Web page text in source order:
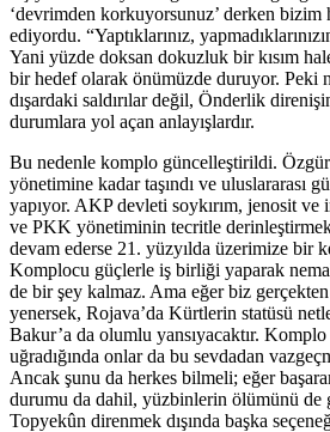
‘devrimden korkuyorsunuz’ derken
ediyordu. “Yaptıklarınız,
Yani yüzde doksan dokuzluk bir kısım
bir hedef olarak önümüzde duruyor. Peki
dışardaki saldırılar değil, Önderlik
durumlara yol açan anlayışlardır.
Bu nedenle komplo güncelleştirildi.
yönetimine kadar taşındı ve uluslararası
yapıyor. AKP devleti soykırım, jenosit ve
ve PKK yönetiminin tecritle
devam ederse 21. yüzyılda üzerimize bir
Komplocu güçlerle iş birliği yaparak
de bir şey kalmaz. Ama eğer biz
yenersek, Rojava’da Kürtlerin statüsü
Bakur’a da olumlu yansıyacaktır.
uğradığında onlar da bu sevdadan
Ancak şunu da herkes bilmeli; eğer
durumu da dahil, yüzbinlerin ölümünü de
Topyekûn direnmek dışında başka